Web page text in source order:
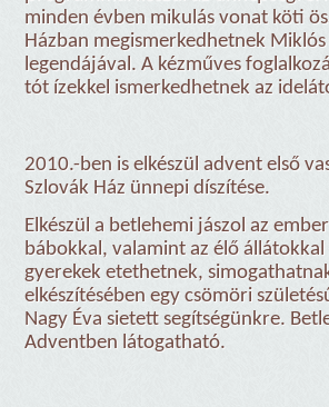
minden évben mikulás vonat köti
Házban megismerkedhetnek
legendájával. A kézműves
tót ízekkel ismerkedhetnek az
2010.-ben is elkészül advent első
Szlovák Ház ünnepi díszítése.
Elkészül a betlehemi jászol az
bábokkal, valamint az élő állátokkal
gyerekek etethetnek,
elkészítésében egy csömöri
Nagy Éva sietett segítségünkre.
Adventben látogatható.